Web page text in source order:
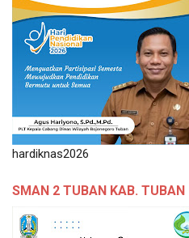
hardiknas2026
SMAN 2 TUBAN KAB. TUBAN